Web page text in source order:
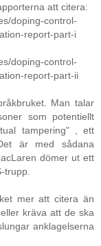
att citera:
doping-control-
report-part-i
doping-control-
report-part-ii
Man talar
som potentiellt
tampering" , ett
är med sådana
dömer ut ett
trupp.
mer att citera än
kräva att de ska
anklagelserna